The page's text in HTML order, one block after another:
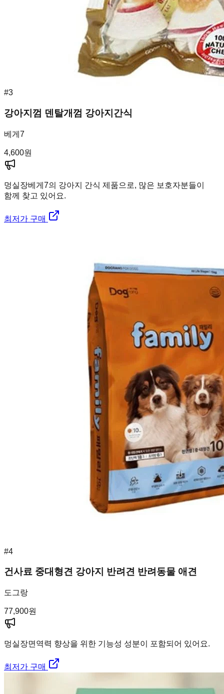
#3
강아지껌 덴탈개껌 강아지간식
베게7
4,600원
멍실장베게7의 강아지 간식 제품으로, 많은 보호자분들이
함께 찾고 있어요.
최저가 구매
#4
건사료 중대형견 강아지 반려견 반려동물 애견
도그랑
77,900원
멍실장면역력 향상을 위한 기능성 성분이 포함되어 있어요.
최저가 구매